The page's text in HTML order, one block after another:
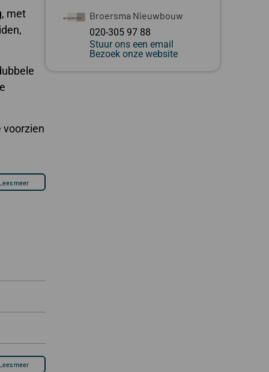
met
voorzien
Lees meer
Lees meer
Broersma Nieuwbouw
020-305 97 88
Stuur ons een email
Bezoek onze website